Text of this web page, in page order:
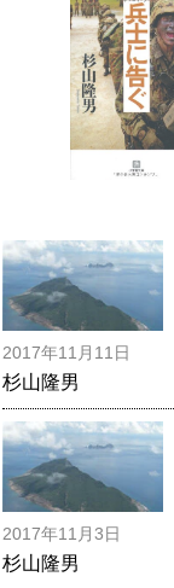
2017年11月11日
杉山隆男
2017年11月3日
杉山隆男